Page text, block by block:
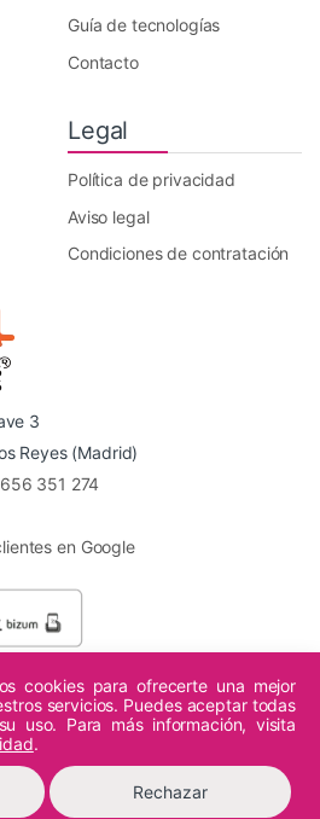
Guía de tecnologías
Contacto
Legal
Política de privacidad
Aviso legal
Condiciones de contratación
3
Reyes (Madrid)
351 274
en Google
los derechos reservados.
cookies para ofrecerte una mejor
servicios. Puedes aceptar todas
uso. Para más información, visita
.
Rechazar